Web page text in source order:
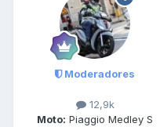
Moderadores
12,9k
Moto: Piaggio Medley S